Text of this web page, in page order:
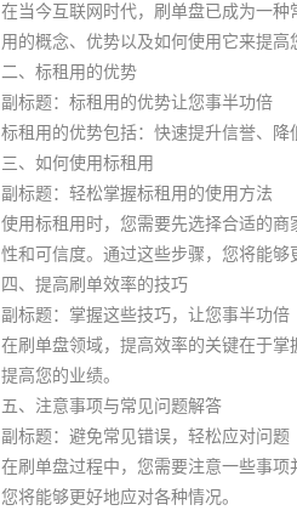
在当今互联网时代，刷单盘已成为一
用的概念、优势以及如何使用它来提高
二、标租用的优势
副标题：标租用的优势让您事半功倍
标租用的优势包括：快速提升信誉、降
三、如何使用标租用
副标题：轻松掌握标租用的使用方法
使用标租用时，您需要先选择合适的
性和可信度。通过这些步骤，您将能够
四、提高刷单效率的技巧
副标题：掌握这些技巧，让您事半功倍
在刷单盘领域，提高效率的关键在于
提高您的业绩。
五、注意事项与常见问题解答
副标题：避免常见错误，轻松应对问题
在刷单盘过程中，您需要注意一些事项
您将能够更好地应对各种情况。